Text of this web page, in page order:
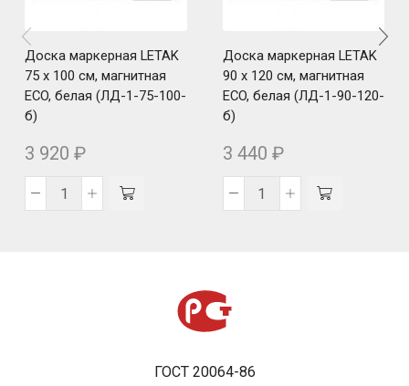
Доска маркерная LETAK
75 x 100 см, магнитная
ECO, белая (ЛД-1-75-100-
б)
3 920 ₽
Доска маркерная LETAK
90 x 120 см, магнитная
ECO, белая (ЛД-1-90-120-
б)
3 440 ₽
ГОСТ 20064-86